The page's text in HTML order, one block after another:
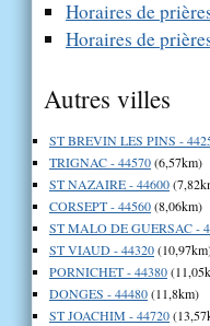
Horaires de
Horaires de
Autres villes
ST BREVIN LES PINS -
TRIGNAC - 44570(6,57km)
ST NAZAIRE - 44600
CORSEPT - 44560(8,06km)
ST MALO DE GUERSAC -
ST VIAUD - 44320
PORNICHET - 44380
DONGES - 44480(11,8km)
ST JOACHIM - 44720